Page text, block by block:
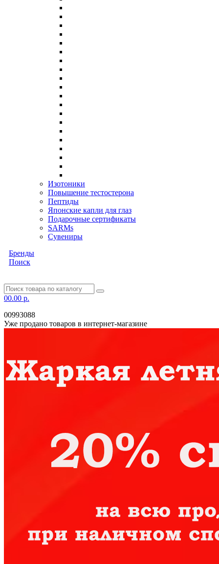
Изотоники
Повышение тестостерона
Пептиды
Японские капли для глаз
Подарочные сертификаты
SARMs
Сувениры
Бренды
Поиск
00.00 р.
00993088
Уже продано товаров в интернет-магазине